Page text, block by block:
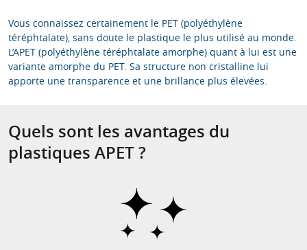
Vous connaissez certainement le PET (polyéthylène
téréphtalate), sans doute le plastique le plus utilisé au monde.
L’APET (polyéthylène téréphtalate amorphe) quant à lui est une
variante amorphe du PET. Sa structure non cristalline lui
apporte une transparence et une brillance plus élevées.
Quels sont les avantages du
plastiques APET ?